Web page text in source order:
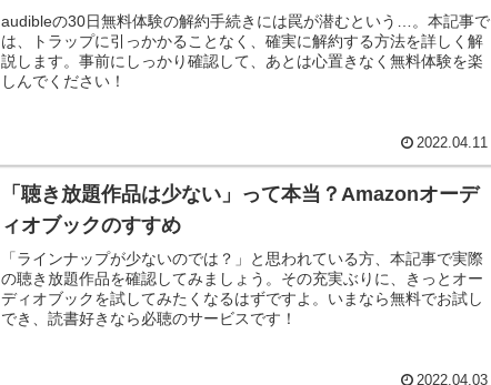
audibleの30日無料体験の解約手続きには罠が潜むという…。本記事で
は、トラップに引っかかることなく、確実に解約する方法を詳しく解
説します。事前にしっかり確認して、あとは心置きなく無料体験を楽
しんでください！
2022.04.11
「聴き放題作品は少ない」って本当？Amazonオーデ
ィオブックのすすめ
「ラインナップが少ないのでは？」と思われている方、本記事で実際
の聴き放題作品を確認してみましょう。その充実ぶりに、きっとオー
ディオブックを試してみたくなるはずですよ。いまなら無料でお試し
でき、読書好きなら必聴のサービスです！
2022.04.03